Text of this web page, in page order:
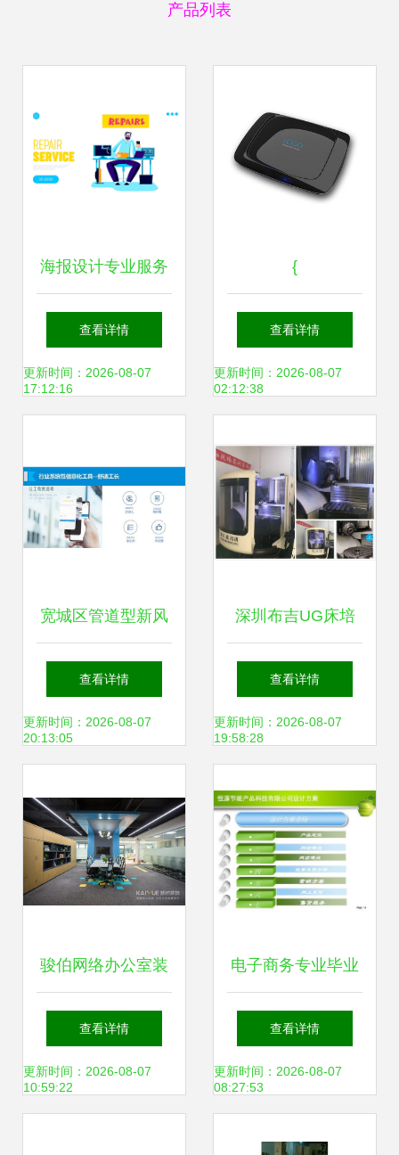
产品列表
海报设计专业服务
查看详情
更新时间：2026-08-07
17:12:16
{
查看详情
更新时间：2026-08-07
02:12:38
宽城区管道型新风
系统价位
查看详情
更新时间：2026-08-07
20:13:05
深圳布吉UG床培
训 学专业设计与费
用解析
查看详情
更新时间：2026-08-07
19:58:28
骏伯网络办公室装
修设计实景图赏析
专业设计打造高效
查看详情
更新时间：2026-08-07
10:59:22
电子商务专业毕业
设计PPT展示 专业
设计服务在线平台
查看详情
更新时间：2026-08-07
08:27:53